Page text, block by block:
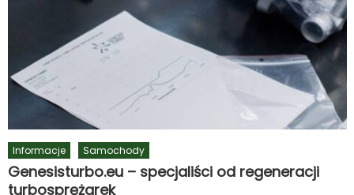
Informacje Samochody
Genesisturbo.eu – specjaliści od regeneracji
turbosprężarek